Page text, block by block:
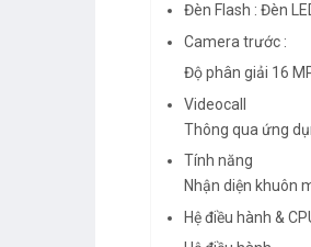
Đèn Flash : Đèn
Camera trước :
Độ phân giải 16
Videocall
Thông qua ứng
Tính năng
Nhận diện khuôn
Hệ điều hành &